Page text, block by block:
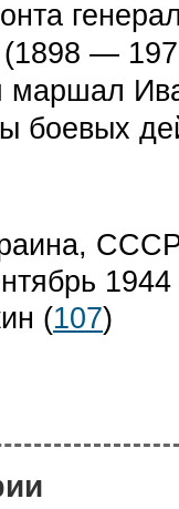
(1898 —
маршал
боевых
1944
(107)